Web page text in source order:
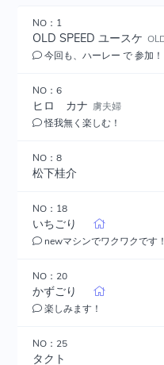
NO：1
OLD SPEED ユースケ
今回も、ハーレー で 参加！
NO：6
ヒロ カナ 虜夫婦
怪我無く楽しむ！
NO：8
松下桂介
NO：18
いちごり
newマシンでワクワクです！
NO：20
かずごり
楽しみます！
NO：25
タクト